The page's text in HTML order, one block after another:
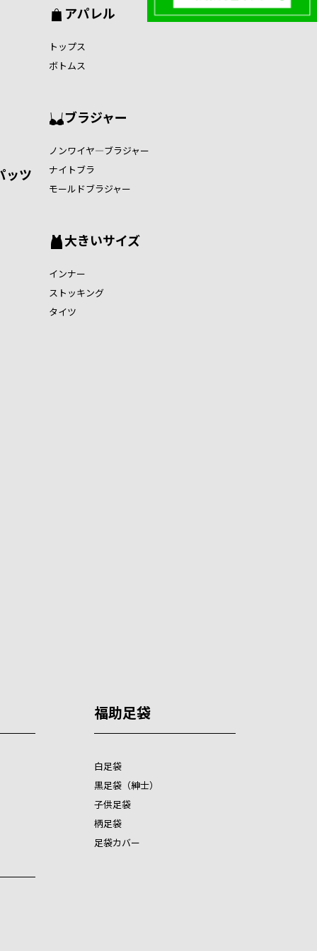
ッツ
アパレル
トップス
ボトムス
ブラジャー
ノンワイヤ―ブラジャー
ナイトブラ
モールドブラジャー
大きいサイズ
インナー
ストッキング
タイツ
福助足袋
白足袋
黒足袋（紳士）
子供足袋
柄足袋
足袋カバー